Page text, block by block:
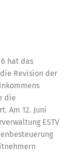
hat das
Revision der
die
Am 12. Juni
ESTV